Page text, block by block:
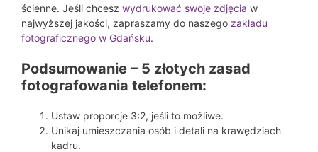
ścienne. Jeśli chcesz wydrukować swoje zdjęcia w
najwyższej jakości, zapraszamy do naszego zakładu
fotograficznego w Gdańsku.
Podsumowanie – 5 złotych zasad
fotografowania telefonem:
Ustaw proporcje 3:2, jeśli to możliwe.
Unikaj umieszczania osób i detali na krawędziach
kadru.